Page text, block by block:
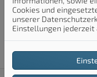
Wasserverbrauch
uns.
Cookies und
unserer
Einstellungen jederzeit